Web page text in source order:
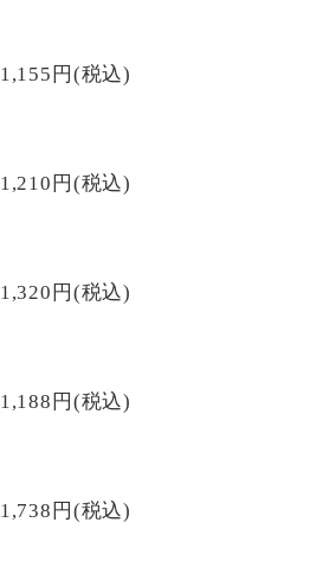
1,155円(税込)
1,210円(税込)
1,320円(税込)
1,188円(税込)
1,738円(税込)